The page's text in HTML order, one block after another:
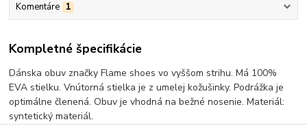
Komentáre 1
Kompletné špecifikácie
Dánska obuv značky Flame shoes vo vyššom strihu. Má 100%
EVA stielku. Vnútorná stielka je z umelej kožušinky. Podrážka je
optimálne členená. Obuv je vhodná na bežné nosenie. Materiál:
syntetický materiál.